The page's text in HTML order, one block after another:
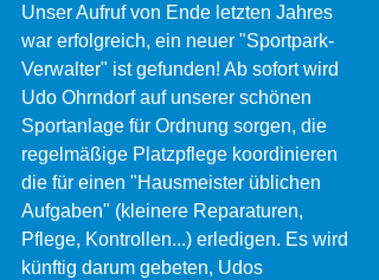
Unser Aufruf von Ende letzten Jahres
war erfolgreich, ein neuer "Sportpark-
Verwalter" ist gefunden! Ab sofort wird
Udo Ohrndorf auf unserer schönen
Sportanlage für Ordnung sorgen, die
regelmäßige Platzpflege koordinieren
die für einen "Hausmeister üblichen
Aufgaben" (kleinere Reparaturen,
Pflege, Kontrollen...) erledigen. Es wird
künftig darum gebeten, Udos